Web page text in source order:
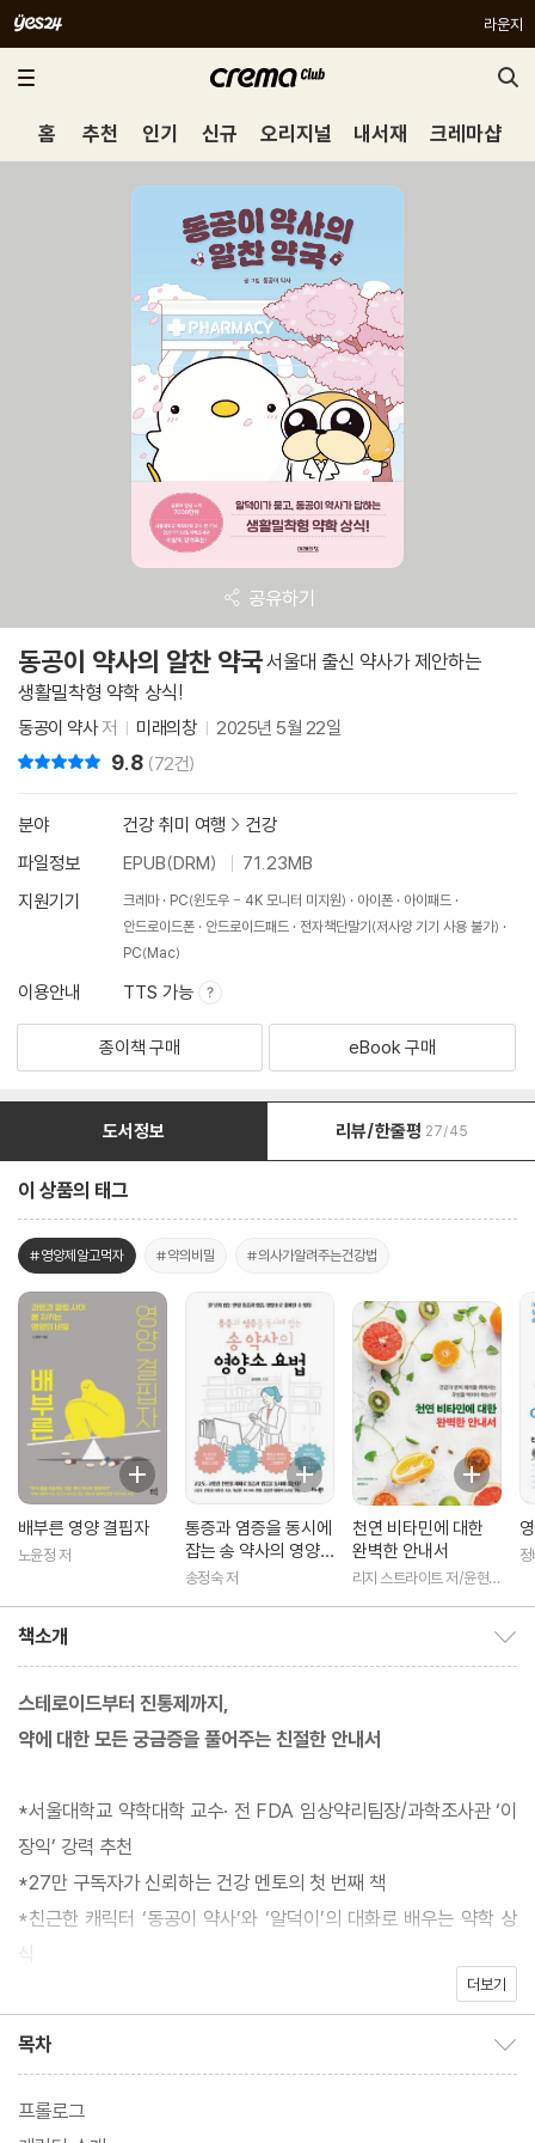
라운지
홈 추천 인기 신규 오리지널 내서재 크레마샵
공유하기
동공이 약사의 알찬 약국서울대 출신 약사가 제안하는
생활밀착형 약학 상식!
동공이 약사저 미래의창 2025년 5월 22일
9.8 (72건)
분야 건강 취미 여행 > 건강
파일정보
EPUB(DRM)
71.23MB
지원기기
크레마 PC(윈도우 - 4K 모니터 미지원) 아이폰
아이패드
안드로이드폰
안드로이드패드
전자책단말기(저사양 기기 사용 불가)
PC(Mac)
이용안내 TTS 가능
종이책 구매 eBook 구매
도서정보 리뷰/한줄평 27/45
이 상품의 태그
#영양제알고먹자 #약의비밀 #의사가알려주는건강법
배부른 영양 결핍자
노윤정 저
통증과 염증을 동시에
잡는 송 약사의 영양
소 요법
송정숙 저
천연 비타민에 대한
완벽한 안내서
리지 스트라이트 저/윤현정
책소개
스테로이드부터 진통제까지,
약에 대한 모든 궁금증을 풀어주는 친절한 안내서
*서울대학교 약학대학 교수· 전 FDA 임상약리팀장/과학조사관 ‘이
장익’ 강력 추천
*27만 구독자가 신뢰하는 건강 멘토의 첫 번째 책
*친근한 캐릭터 ‘동공이 약사’와 ‘알덕이’의 대화로 배우는 약학 상
식
다. 궁금한 건 많은데, 물어볼 곳이 마땅치 않다. 약은 익숙하지만,
제대로 아는 사람은 드물다. 《동공이 약사의 알찬 약국》은 바로 그
런 물음에 답하기 위해 만들어졌다. 서울대학교 약학대학을 졸업하
더보기
목차
프롤로그